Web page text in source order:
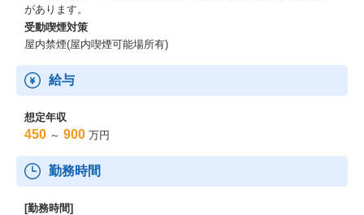
があります。
受動喫煙対策
屋内禁煙(屋内喫煙可能場所有)
給与
想定年収
450 ～ 900 万円
勤務時間
[勤務時間]